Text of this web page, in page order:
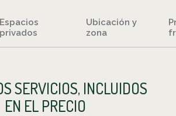
Espacios
privados
Ubicación y
zona
SERVICIOS, INCLUIDOS
EN EL PRECIO